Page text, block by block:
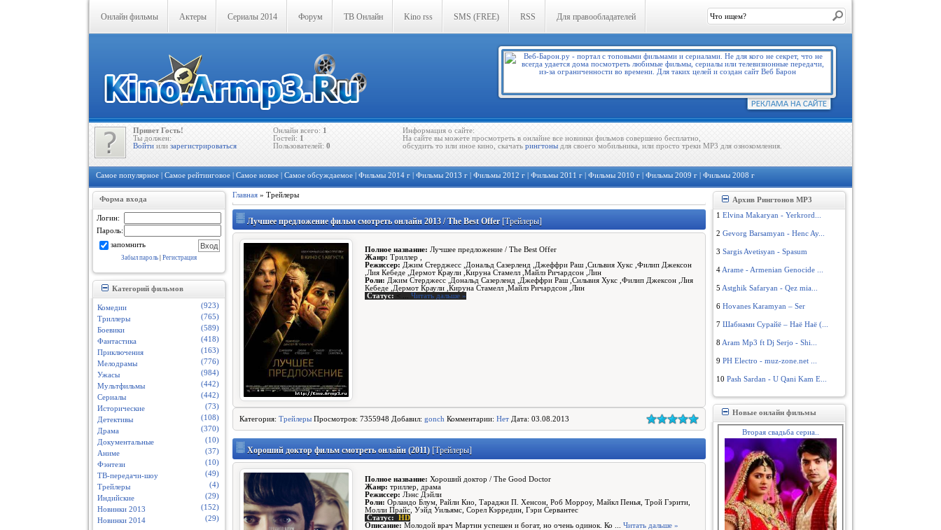
Онлайн фильмы Актеры Сериалы 2014 Форум ТВ Онлайн Kino rss SMS (FREE) RSS Для правообладателей
Привет Гость!
Ты должен:
Войти или зарегистрироваться
Онлайн всего: 1
Гостей: 1
Пользователей: 0
Информация о сайте:
На сайте вы можете просмотреть в онлайне все новинки фильмов совершено бесплатно,
обсудить то или иное кино, скачать рингтоны для своего мобильника, или просто треки MP3 для ознокомления.
Самое популярное Самое рейтинговое Самое новое Самое обсуждаемое Фильмы 2014 г Фильмы 2013 г Фильмы 2012 г Фильмы 2011 г Фильмы 2010 г Фильмы 2009 г Фильмы 2008 г
Форма входа
Логин:
Пароль:
запомнить
Забыл пароль Регистрация
Категорий фильмов
Комедии
(923)
Триллеры
(765)
Боевики
(589)
Фантастика
(418)
Приключения
(163)
Мелодрамы
(776)
Ужасы
(984)
Мультфильмы
(442)
Сериалы
(442)
Исторические
(73)
Детективы
(108)
Драма
(370)
Документальные
(10)
Аниме
(37)
Фэнтези
(10)
ТВ-передачи-шоу
(49)
Трейлеры
(4)
Индийские
(29)
Новинки 2013
(152)
Новинки 2014
(29)
Главная » Трейлеры
Лучшее предложение фильм смотреть онлайн 2013 / The Best Offer [Трейлеры]
Полное название: Лучшее предложение / The Best Offer
Жанр: Триллер ,
Режиссер: Джим Стерджесс ,Дональд Сазерленд ,Джеффри Раш ,Сильвия Хукс ,Филип Джексон
,Лия Кебеде ,Дермот Краули ,Кируна Стамелл ,Майлз Ричардсон ,Лин
Роли: Джим Стерджесс ,Дональд Сазерленд ,Джеффри Раш ,Сильвия Хукс ,Филип Джексон ,Лия
Кебеде ,Дермот Краули ,Кируна Стамелл ,Майлз Ричардсон ,Лин
Статус: < ... Читать дальше »
Категория: Трейлеры Просмотров: 7355948 Добавил: gonch Комментарии: Нет Дата: 03.08.2013
Хороший доктор фильм смотреть онлайн (2011) [Трейлеры]
Полное название: Хороший доктор / The Good Doctor
Жанр: триллер, драма
Режиссер: Лэнс Дэйли
Роли: Орландо Блум, Райли Кио, Тараджи П. Хенсон, Роб Морроу, Майкл Пенья, Трой Гэрити,
Молли Прайс, Уэйд Уильямс, Сорел Кэрредин, Гэри Сервантес
Статус:
HD
Описание: Молодой врач Мартин успешен и богат, но очень одинок. Ко Читать дальше »
Архив Рингтонов MP3
1 Elvina Makaryan - Yerkrord...
2 Gevorg Barsamyan - Henc Ay...
3 Sargis Avetisyan - Spasum
4 Arame - Armenian Genocide ...
5 Astghik Safaryan - Qez mia...
6 Hovanes Karamyan – Ser
7 Шабнами Сурайё – Наё Наё (...
8 Aram Mp3 ft Dj Serjo - Shi...
9 PH Electro - muz-zone.net ...
10 Pash Sardan - U Qani Kam E...
Новые онлайн фильмы
Вторая свадьба сериа..